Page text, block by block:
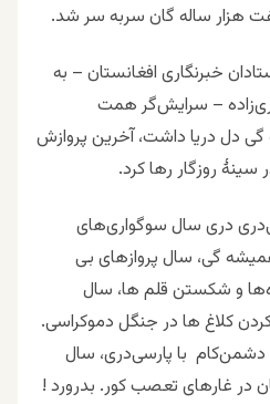
هزار ساله گان سربه سر شد.
خبرنگاری افغانستان – به
– سرایش‌گر همت
گی دل دریا داشت، آخرین پروازش
روزگار رها کرد.
پارسی‌دری دری سال سوگواری‌های
گی، سال پروازهای بی
و شکستن قلم ها، سال
کلاغ ها در جنگل دموکراسی.
با پارسی‌دری، سال
در غارهای تعصب کور. بدرورد !